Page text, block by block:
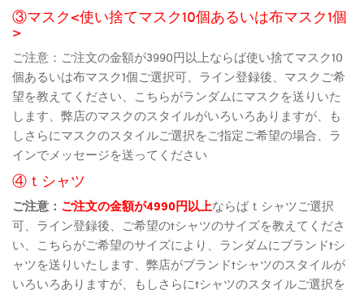
③マスク<使い捨てマスク10個あるいは布マスク1個
>
ご注意：ご注文の金額が3990円以上ならば使い捨てマスク10
個あるいは布マスク1個ご選択可、ライン登録後、マスクご希
望を教えてください、こちらがランダムにマスクを送りいた
します、弊店のマスクのスタイルがいろいろありますが、も
しさらにマスクのスタイルご選択をご指定ご希望の場合、ラ
インでメッセージを送ってください
④ｔシャツ
ご注意： ご注文の金額が4990円以上ならばｔシャツご選択
可、ライン登録後、ご希望のtシャツのサイズを教えてくださ
い、こちらがご希望のサイズにより、ランダムにブランドtシ
ャツを送りいたします、弊店がブランドtシャツのスタイルが
いろいろありますが、もしさらにtシャツのスタイルご選択を